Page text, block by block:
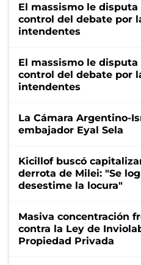
El massismo le
control del debate por
intendentes
El massismo le
control del debate por
intendentes
La Cámara Argentino-
embajador Eyal Sela
Kicillof buscó
derrota de Milei: "Se
desestime la locura"
Masiva concentración
contra la Ley de
Propiedad Privada